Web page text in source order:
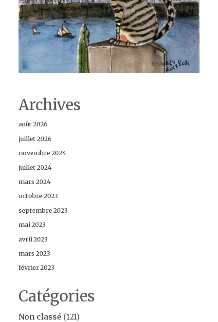
Archives
août 2026
juillet 2026
novembre 2024
juillet 2024
mars 2024
octobre 2023
septembre 2023
mai 2023
avril 2023
mars 2023
février 2023
Catégories
Non classé (121)